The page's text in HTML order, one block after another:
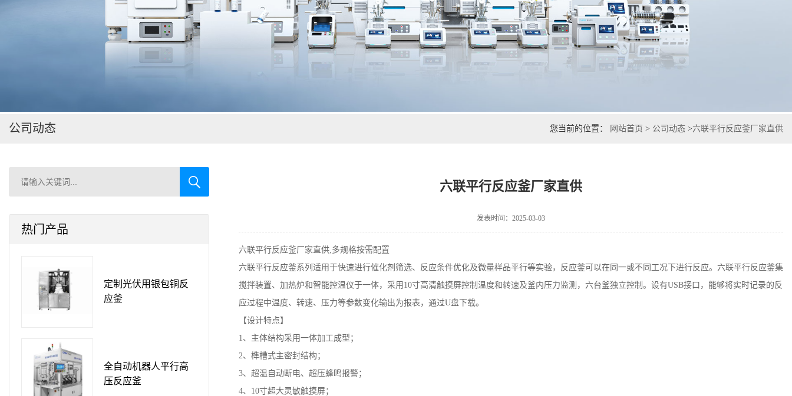
公司动态 您当前的位置： 网站首页 > 公司动态 >六联平行反应釜厂家直供
热门产品
定制光伏用银包铜反
应釜
全自动机器人平行高
压反应釜
六联平行反应釜厂家直供
发表时间：2025-03-03
六联平行反应釜厂家直供,多规格按需配置
六联平行反应釜系列适用于快速进行催化剂筛选、反应条件优化及微量样品平行等实验，反应釜可以在同一或不同工况下进行反应。六联平行反应釜集
搅拌装置、加热炉和智能控温仪于一体，采用10寸高清触摸屏控制温度和转速及釜内压力监测，六台釜独立控制。设有USB接口，能够将实时记录的反
应过程中温度、转速、压力等参数变化输出为报表，通过U盘下载。
【设计特点】
1、主体结构采用一体加工成型；
2、榫槽式主密封结构；
3、超温自动断电、超压蜂鸣报警；
4、10寸超大灵敏触摸屏；